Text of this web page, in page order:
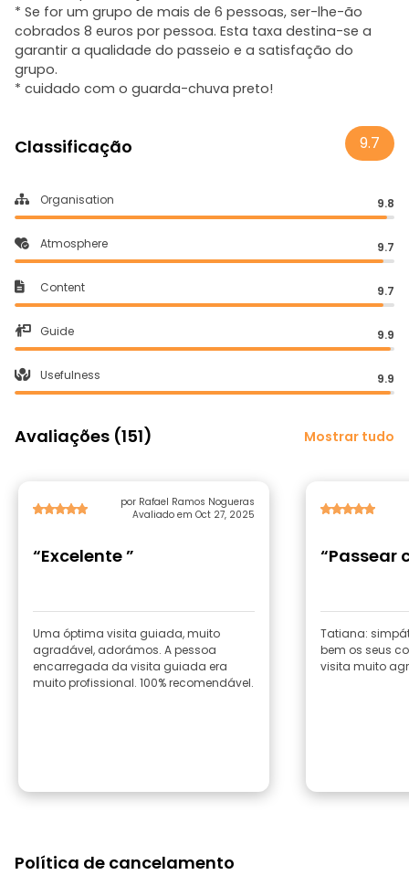
* Se for um grupo de mais de 6 pessoas, ser-lhe-ão
cobrados 8 euros por pessoa. Esta taxa destina-se a
garantir a qualidade do passeio e a satisfação do
grupo.
* cuidado com o guarda-chuva preto!
Classificação 9.7
Organisation 9.8
Atmosphere 9.7
Content 9.7
Guide 9.9
Usefulness 9.9
Avaliações (151) Mostrar tudo
por Rafael Ramos Nogueras
Avaliado em Oct 27, 2025
“Excelente ”
Uma óptima visita guiada, muito
agradável, adorámos. A pessoa
encarregada da visita guiada era
muito profissional. 100% recomendável.
“Passear
Tatiana:
bem os seus
visita muito
Política de cancelamento